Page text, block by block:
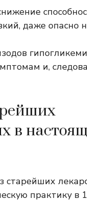
даже опасно
и,
в
практику в